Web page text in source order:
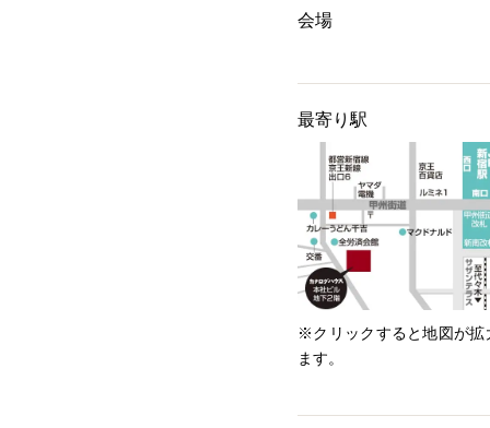
会場
最寄り駅
※クリックすると地図が拡
ます。